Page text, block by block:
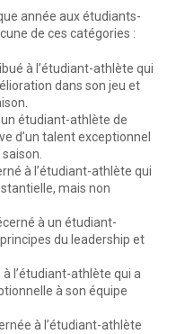
année aux étudiants-
de ces catégories :
à l’étudiant-athlète qui
dans son jeu et
un étudiant-athlète de
d’un talent exceptionnel
à l’étudiant-athlète qui
mais non
à un étudiant-
du leadership et
à l’étudiant-athlète qui a
à son équipe
à l’étudiant-athlète